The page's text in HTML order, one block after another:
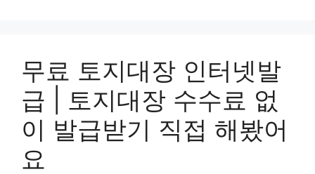
무료 토지대장 인터넷발
급 | 토지대장 수수료 없
이 발급받기 직접 해봤어
요